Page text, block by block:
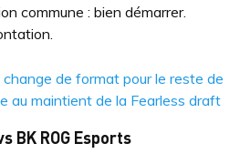
commune : bien démarrer.
change de format pour le reste de
au maintient de la Fearless draft
BK ROG Esports